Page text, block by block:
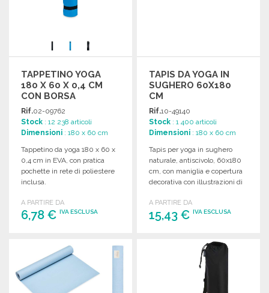
TAPPETINO YOGA
180 X 60 X 0,4 CM
CON BORSA
Rif.02-09762
Stock : 12 238 articoli
Dimensioni : 180 x 60 cm
Tappetino da yoga 180 x 60 x
0,4 cm in EVA, con pratica
pochette in rete di poliestere
inclusa.
A PARTIRE DA
6,78 € IVA ESCLUSA
Richiedi un preventivo
TAPIS DA YOGA IN
SUGHERO 60X180
CM
Rif.10-49140
Stock : 1 400 articoli
Dimensioni : 180 x 60 cm
Tapis per yoga in sughero
naturale, antiscivolo, 60x180
cm, con maniglia e copertura
decorativa con illustrazioni di
A PARTIRE DA
15,43 € IVA ESCLUSA
ORDINARE
Richiedi un preventivo